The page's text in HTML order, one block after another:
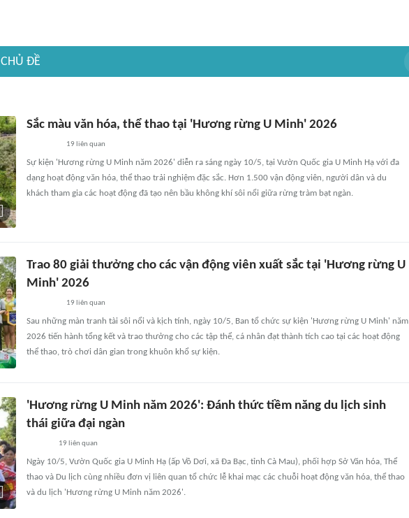
CHỦ ĐỀ
Sắc màu văn hóa, thể thao tại 'Hương rừng U Minh' 2026
19 liên quan
Sự kiện 'Hương rừng U Minh năm 2026' diễn ra sáng ngày 10/5, tại Vườn Quốc gia U Minh Hạ với đa
dạng hoạt động văn hóa, thể thao trải nghiệm đặc sắc. Hơn 1.500 vận động viên, người dân và du
khách tham gia các hoạt động đã tạo nên bầu không khí sôi nổi giữa rừng tràm bạt ngàn.
Trao 80 giải thưởng cho các vận động viên xuất sắc tại 'Hương rừng U
Minh' 2026
19 liên quan
Sau những màn tranh tài sôi nổi và kịch tính, ngày 10/5, Ban tổ chức sự kiện 'Hương rừng U Minh' năm
2026 tiến hành tổng kết và trao thưởng cho các tập thể, cá nhân đạt thành tích cao tại các hoạt động
thể thao, trò chơi dân gian trong khuôn khổ sự kiện.
'Hương rừng U Minh năm 2026': Đánh thức tiềm năng du lịch sinh
thái giữa đại ngàn
19 liên quan
Ngày 10/5, Vườn Quốc gia U Minh Hạ (ấp Vồ Dơi, xã Đa Bạc, tỉnh Cà Mau), phối hợp Sở Văn hóa, Thể
thao và Du lịch cùng nhiều đơn vị liên quan tổ chức lễ khai mạc các chuỗi hoạt động văn hóa, thể thao
và du lịch 'Hương rừng U Minh năm 2026'.